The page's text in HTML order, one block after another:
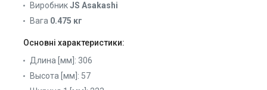
ВиробникJS Asakashi
Вага 0.475 кг
Основні характеристики:
Длина [мм]: 306
Высота [мм]: 57